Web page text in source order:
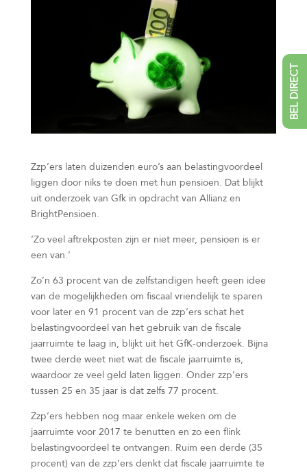
Zzp’ers laten duizenden euro’s aan belastingvoordeel
liggen door niks te doen met hun pensioen. Dat blijkt
uit onderzoek van Gfk in opdracht van Allianz en
BrightPensioen.
‘Zo veel aftrekposten zijn er niet meer, pensioen is er
een van.’
Zo’n 63 procent van de zelfstandigen heeft geen idee
van de mogelijkheden om fiscaal vriendelijk te sparen
voor later en 91 procent van de zzp’ers schat het
belastingvoordeel van het gebruik van de fiscale
jaarruimte te laag in, blijkt uit het GfK-onderzoek. Bijna
twee derde weet niet wat de fiscale jaarruimte is,
waardoor ze veel geld laten liggen. Onder zzp’ers
tussen 25 en 35 jaar is dat zelfs 77 procent.
Zzp’ers hebben nog maar enkele weken om de
jaarruimte voor 2017 te benutten en zo een flink
belastingvoordeel te ontvangen. Ruim een derde (35
procent) van de zzp’ers denkt dat fiscale jaarruimte te
BEL DIRECT